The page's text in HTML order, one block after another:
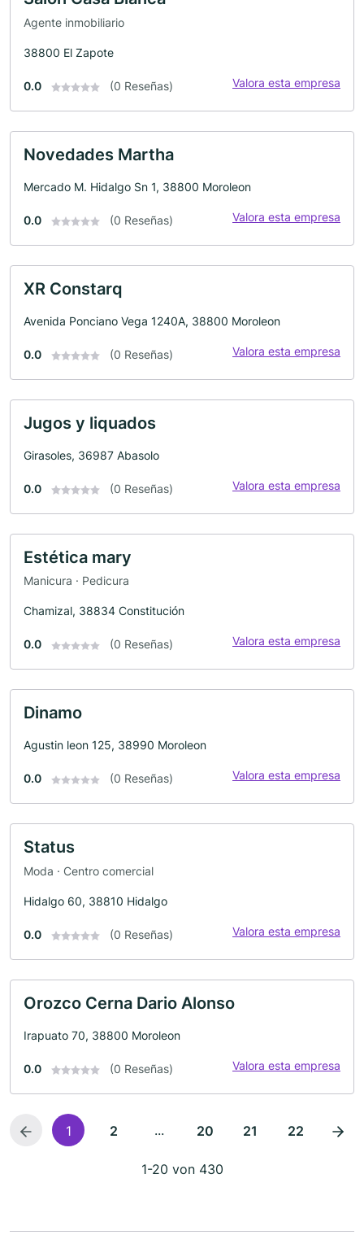
Agente inmobiliario
38800 El Zapote
0.0 (0 Reseñas) Valora esta empresa
Novedades Martha
Mercado M. Hidalgo Sn 1, 38800 Moroleon
0.0 (0 Reseñas) Valora esta empresa
XR Constarq
Avenida Ponciano Vega 1240A, 38800 Moroleon
0.0 (0 Reseñas) Valora esta empresa
Jugos y liquados
Girasoles, 36987 Abasolo
0.0 (0 Reseñas) Valora esta empresa
Estética mary
Manicura · Pedicura
Chamizal, 38834 Constitución
0.0 (0 Reseñas) Valora esta empresa
Dinamo
Agustin leon 125, 38990 Moroleon
0.0 (0 Reseñas) Valora esta empresa
Status
Moda · Centro comercial
Hidalgo 60, 38810 Hidalgo
0.0 (0 Reseñas) Valora esta empresa
Orozco Cerna Dario Alonso
Irapuato 70, 38800 Moroleon
0.0 (0 Reseñas) Valora esta empresa
1 2 ... 20 21 22
1-20 von 430